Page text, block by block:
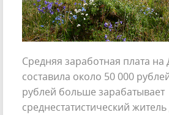
Средняя заработная плата
составила около 50 000
рублей больше зарабатывает
среднестатистический